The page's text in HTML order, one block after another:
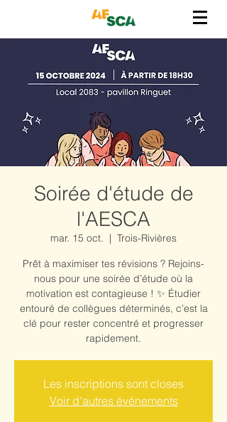
Soirée d'étude de
l'AESCA
mar. 15 oct.
  |
Trois-Rivières
Prêt à maximiser tes révisions ? Rejoins-
nous pour une soirée d’étude où la
motivation est contagieuse ! ✨ Étudier
entouré de collègues déterminés, c’est la
clé pour rester concentré et progresser
rapidement.
Les inscriptions sont closes
Voir d'autres événements